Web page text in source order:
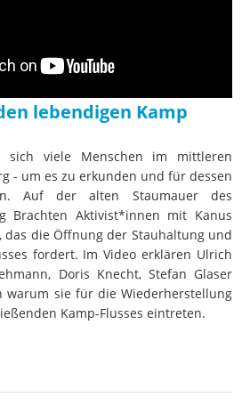
lebendigen Kamp
viele Menschen im mittleren
- um es zu erkunden und für dessen
Auf der alten Staumauer des
Brachten Aktivist*innen mit Kanus
das die Öffnung der Stauhaltung und
fordert. Im Video erklären Ulrich
Doris Knecht, Stefan Glaser
warum sie für die Wiederherstellung
Kamp-Flusses eintreten.